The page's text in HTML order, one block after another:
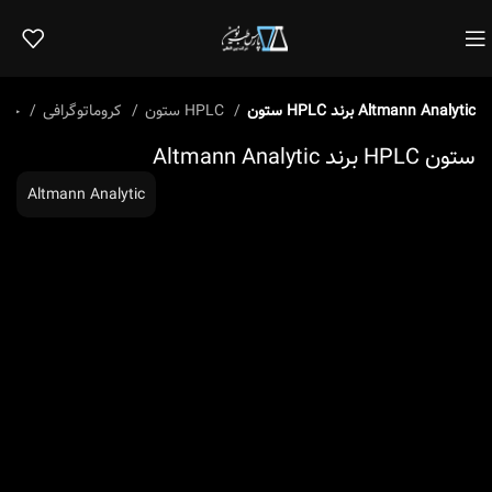
ستون HPLC ستون HPLC برند Altmann Analytic
ستون HPLC برند Altmann Analytic
Altmann Analytic